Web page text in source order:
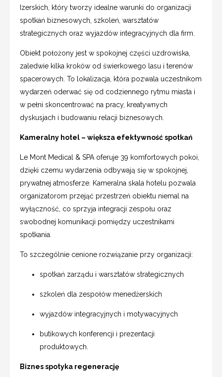
Izerskich, który tworzy idealne warunki do organizacji
spotkań biznesowych, szkoleń, warsztatów
strategicznych oraz wyjazdów integracyjnych dla firm.
Obiekt położony jest w spokojnej części uzdrowiska,
zaledwie kilka kroków od świerkowego lasu i terenów
spacerowych. To lokalizacja, która pozwala uczestnikom
wydarzeń oderwać się od codziennego rytmu miasta i
w pełni skoncentrować na pracy, kreatywnych
dyskusjach i budowaniu relacji biznesowych.
Kameralny hotel – większa efektywność spotkań
Le Mont Medical & SPA oferuje 39 komfortowych pokoi,
dzięki czemu wydarzenia odbywają się w spokojnej,
prywatnej atmosferze. Kameralna skala hotelu pozwala
organizatorom przejąć przestrzeń obiektu niemal na
wyłączność, co sprzyja integracji zespołu oraz
swobodnej komunikacji pomiędzy uczestnikami
spotkania.
To szczególnie cenione rozwiązanie przy organizacji:
spotkań zarządu i warsztatów strategicznych
szkoleń dla zespołów menedżerskich
wyjazdów integracyjnych i motywacyjnych
butikowych konferencji i prezentacji
produktowych.
Biznes spotyka regenerację